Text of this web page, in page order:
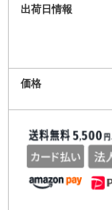
出荷日情報
価格